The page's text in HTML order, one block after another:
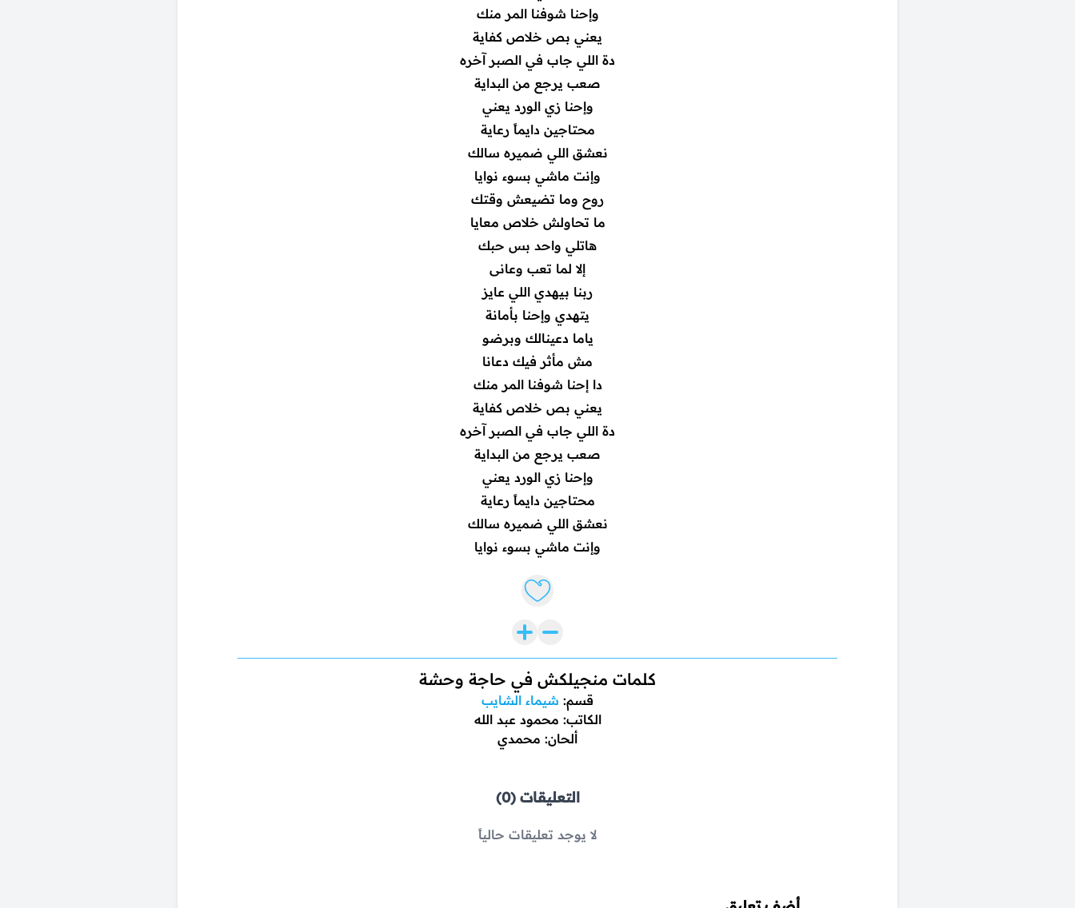
وإحنا شوفنا المر منك
يعني بص خلاص كفاية
دة اللي جاب في الصبر آخره
صعب يرجع من البداية
وإحنا زي الورد يعني
محتاجين دايماً رعاية
نعشق اللي ضميره سالك
وإنت ماشي بسوء نوايا
روح وما تضيعش وقتك
ما تحاولش خلاص معايا
هاتلي واحد بس حبك
إلا لما تعب وعانى
ربنا بيهدي اللي عايز
يتهدي وإحنا بأمانة
ياما دعينالك وبرضو
مش مأثر فيك دعانا
دا إحنا شوفنا المر منك
يعني بص خلاص كفاية
دة اللي جاب في الصبر آخره
صعب يرجع من البداية
وإحنا زي الورد يعني
محتاجين دايماً رعاية
نعشق اللي ضميره سالك
وإنت ماشي بسوء نوايا
Like lyrics
كلمات منجيلكش في حاجة وحشة
قسم: شيماء الشايب
الكاتب: محمود عبد الله
ألحان: محمدي
التعليقات (0)
لا يوجد تعليقات حالياً